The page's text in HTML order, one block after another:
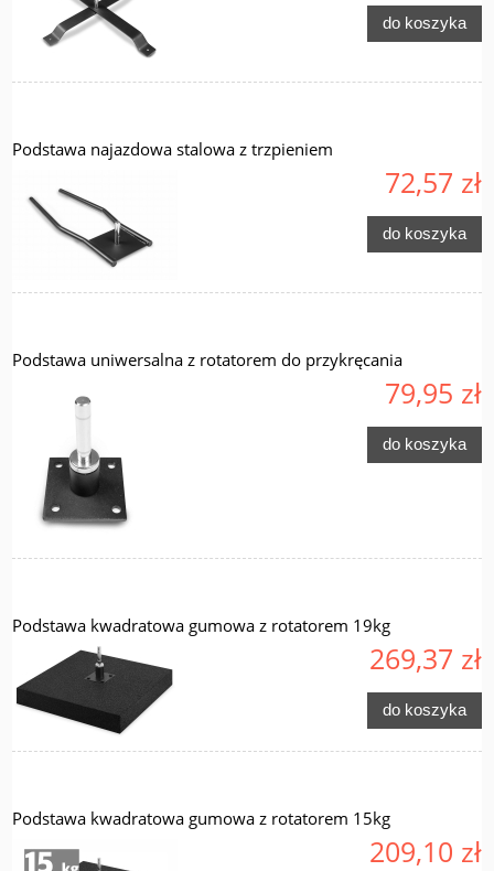
do koszyka
Podstawa najazdowa stalowa z trzpieniem
72,57 zł
do koszyka
Podstawa uniwersalna z rotatorem do przykręcania
79,95 zł
do koszyka
Podstawa kwadratowa gumowa z rotatorem 19kg
269,37 zł
do koszyka
Podstawa kwadratowa gumowa z rotatorem 15kg
209,10 zł